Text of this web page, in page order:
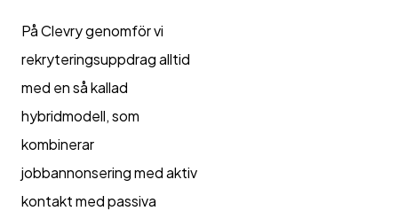
På Clevry genomför vi
rekryteringsuppdrag alltid
med en så kallad
hybridmodell, som
kombinerar
jobbannonsering med aktiv
kontakt med passiva